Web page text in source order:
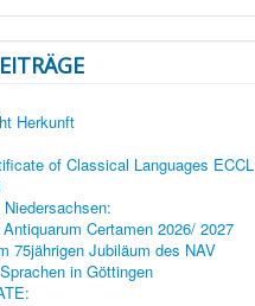
Herkunft
of Classical Languages ECCL
Certamen 2026/ 2027
75jährigen Jubiläum des NAV
in Göttingen